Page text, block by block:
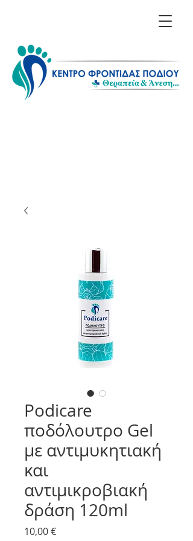
Podicare
ποδόλουτρο Gel
με αντιμυκητιακή
και
αντιμικροβιακή
δράση 120ml
10,00 €Price